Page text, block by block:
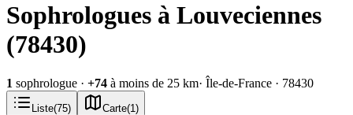
Sophrologues à Louveciennes
(78430)
1 sophrologue · +74 à moins de 25 km· Île-de-France · 78430
Liste(75) Carte(1 )